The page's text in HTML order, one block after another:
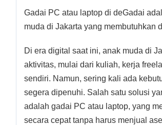
Gadai PC atau laptop di deGadai
muda di Jakarta yang membutuhkan
Di era digital saat ini, anak muda di
aktivitas, mulai dari kuliah, kerja
sendiri. Namun, sering kali ada
segera dipenuhi. Salah satu solusi
adalah gadai PC atau laptop, yang
secara cepat tanpa harus menjual